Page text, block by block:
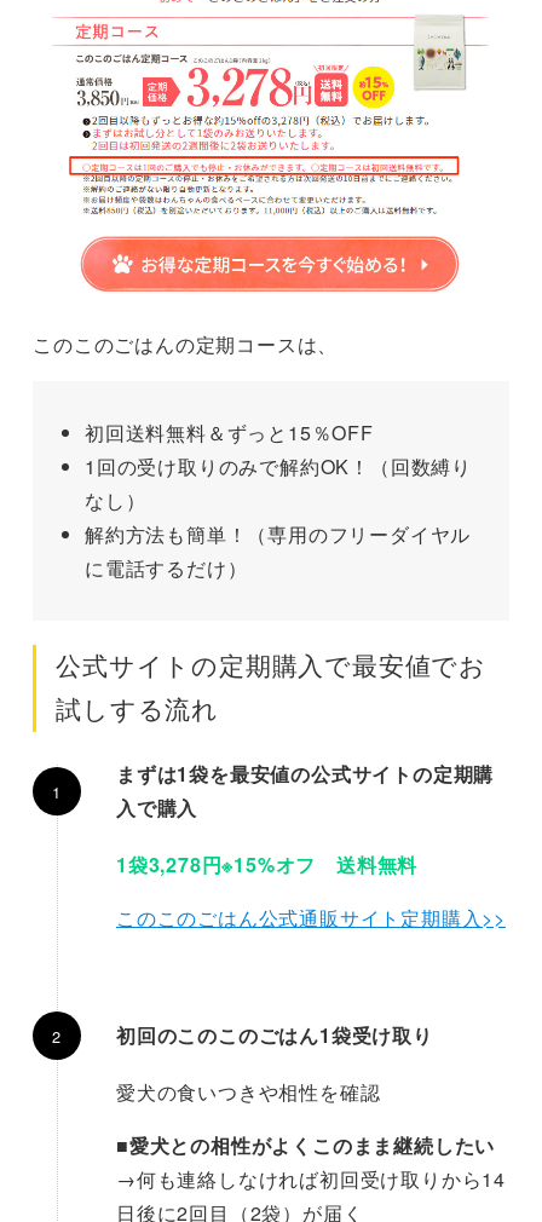
このこのごはんの定期コースは、
初回送料無料＆ずっと15％OFF
1回の受け取りのみで解約OK！（回数縛り
なし）
解約方法も簡単！（専用のフリーダイヤル
に電話するだけ）
公式サイトの定期購入で最安値でお
試しする流れ
まずは1袋を最安値の公式サイトの定期購
入で購入
1袋3,278円※15%オフ 送料無料
このこのごはん公式通販サイト定期購入>>
初回のこのこのごはん1袋受け取り
愛犬の食いつきや相性を確認
■愛犬との相性がよくこのまま継続したい
→何も連絡しなければ初回受け取りから14
日後に2回目（2袋）が届く